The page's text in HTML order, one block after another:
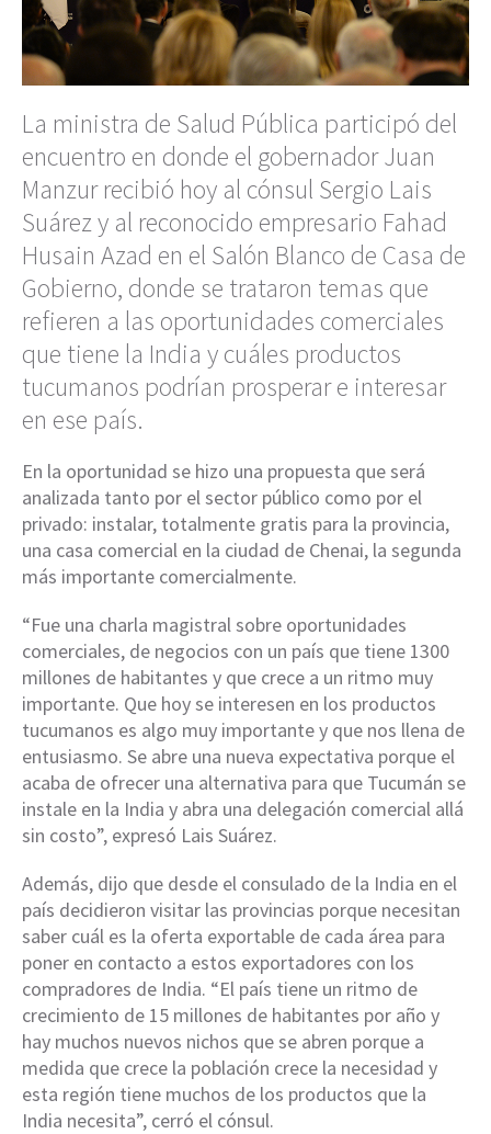
La ministra de Salud Pública participó del
encuentro en donde el gobernador Juan
Manzur recibió hoy al cónsul Sergio Lais
Suárez y al reconocido empresario Fahad
Husain Azad en el Salón Blanco de Casa de
Gobierno, donde se trataron temas que
refieren a las oportunidades comerciales
que tiene la India y cuáles productos
tucumanos podrían prosperar e interesar
en ese país.
En la oportunidad se hizo una propuesta que será
analizada tanto por el sector público como por el
privado: instalar, totalmente gratis para la provincia,
una casa comercial en la ciudad de Chenai, la segunda
más importante comercialmente.
“Fue una charla magistral sobre oportunidades
comerciales, de negocios con un país que tiene 1300
millones de habitantes y que crece a un ritmo muy
importante. Que hoy se interesen en los productos
tucumanos es algo muy importante y que nos llena de
entusiasmo. Se abre una nueva expectativa porque el
acaba de ofrecer una alternativa para que Tucumán se
instale en la India y abra una delegación comercial allá
sin costo”, expresó Lais Suárez.
Además, dijo que desde el consulado de la India en el
país decidieron visitar las provincias porque necesitan
saber cuál es la oferta exportable de cada área para
poner en contacto a estos exportadores con los
compradores de India. “El país tiene un ritmo de
crecimiento de 15 millones de habitantes por año y
hay muchos nuevos nichos que se abren porque a
medida que crece la población crece la necesidad y
esta región tiene muchos de los productos que la
India necesita”, cerró el cónsul.